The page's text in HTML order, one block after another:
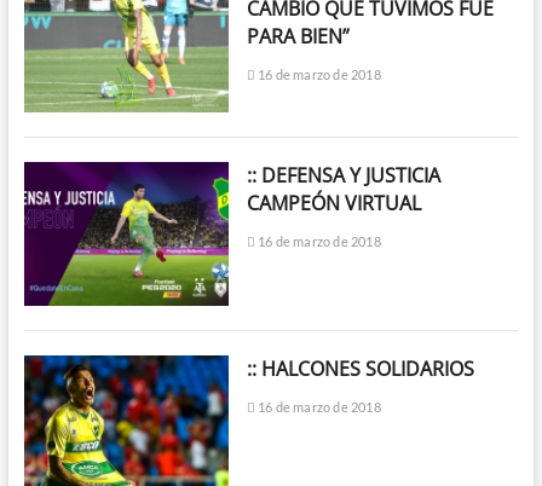
CAMBIO QUE TUVIMOS FUE
PARA BIEN”
16 de marzo de 2018
:: DEFENSA Y JUSTICIA
CAMPEÓN VIRTUAL
16 de marzo de 2018
:: HALCONES SOLIDARIOS
16 de marzo de 2018